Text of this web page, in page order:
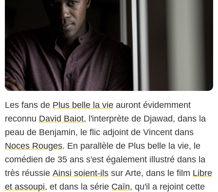
Les fans de Plus belle la vie auront évidemment
reconnu David Baiot, l'interprète de Djawad, dans la
peau de Benjamin, le flic adjoint de Vincent dans
Noces Rouges. En parallèle de Plus belle la vie, le
comédien de 35 ans s'est également illustré dans la
très réussie Ainsi soient-ils sur Arte, dans le film Libre
et assoupi, et dans la série Caïn, qu'il a rejoint cette